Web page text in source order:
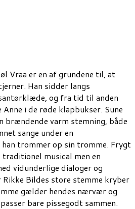
Vraa er en af grundene til, at
Han sidder langs
og fra tid til anden
i de røde klapbukser. Sune
brændende varm stemning, både
sange under en
trommer op sin tromme. Frygt
musical men en
vidunderlige dialoger og
Bildes store stemme kryber
gælder hendes nærvær og
bare pissegodt sammen.